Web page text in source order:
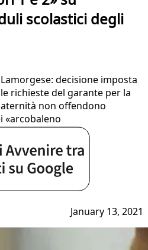
scolastici degli
decisione imposta
richieste del garante per la
non offendono
«arcobaleno
January 13, 2021